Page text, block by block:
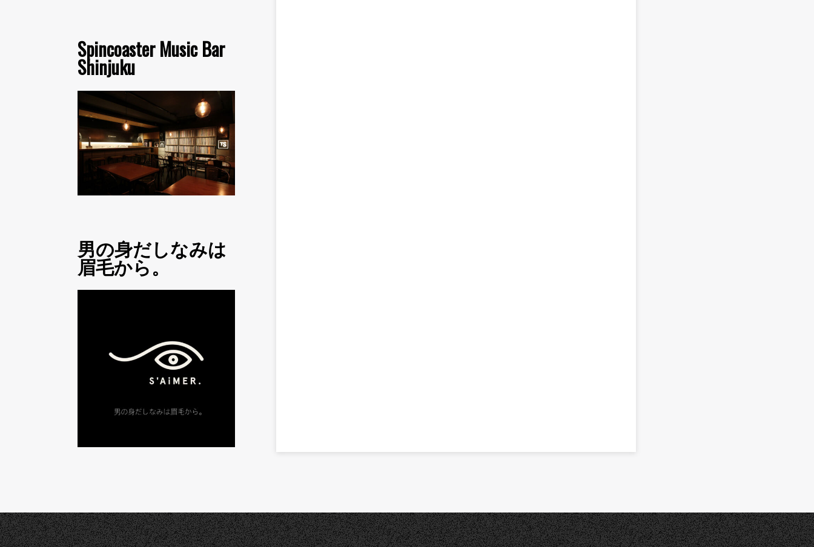
Spincoaster Music Bar
Shinjuku
男の身だしなみは
眉毛から。